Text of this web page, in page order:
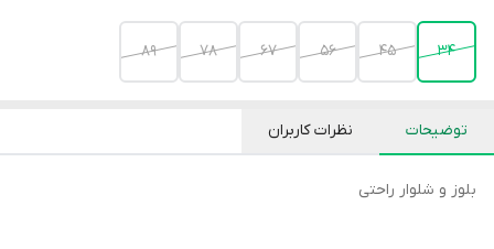
۳۴ ۴۵ ۵۶ ۶۷ ۷۸ ۸۹
توضیحات نظرات کاربران
بلوز و شلوار راحتی